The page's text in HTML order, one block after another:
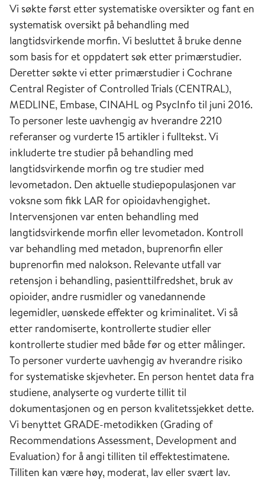
Vi søkte først etter systematiske oversikter og fant en
systematisk oversikt på behandling med
langtidsvirkende morfin. Vi besluttet å bruke denne
som basis for et oppdatert søk etter primærstudier.
Deretter søkte vi etter primærstudier i Cochrane
Central Register of Controlled Trials (CENTRAL),
MEDLINE, Embase, CINAHL og PsycInfo til juni 2016.
To personer leste uavhengig av hverandre 2210
referanser og vurderte 15 artikler i fulltekst. Vi
inkluderte tre studier på behandling med
langtidsvirkende morfin og tre studier med
levometadon. Den aktuelle studiepopulasjonen var
voksne som fikk LAR for opioidavhengighet.
Intervensjonen var enten behandling med
langtidsvirkende morfin eller levometadon. Kontroll
var behandling med metadon, buprenorfin eller
buprenorfin med nalokson. Relevante utfall var
retensjon i behandling, pasienttilfredshet, bruk av
opioider, andre rusmidler og vanedannende
legemidler, uønskede effekter og kriminalitet. Vi så
etter randomiserte, kontrollerte studier eller
kontrollerte studier med både før og etter målinger.
To personer vurderte uavhengig av hverandre risiko
for systematiske skjevheter. En person hentet data fra
studiene, analyserte og vurderte tillit til
dokumentasjonen og en person kvalitetssjekket dette.
Vi benyttet GRADE-metodikken (Grading of
Recommendations Assessment, Development and
Evaluation) for å angi tilliten til effektestimatene.
Tilliten kan være høy, moderat, lav eller svært lav.